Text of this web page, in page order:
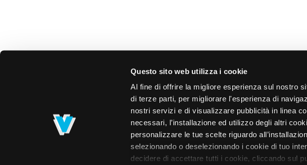
Questo sito web utilizza i cookie
Al fine di offrire la migliore esperienza sul nostro
di terze parti, per migliorare l'esperienza di
nostri servizi e di visualizzare pubblicità in linea
necessari, l’installazione ed utilizzo degli altri
personalizzare le tue scelte riguardo
selezionando o deselezionando i cookie di tuo
decidere di accettare tutti i cookie, cliccando sul